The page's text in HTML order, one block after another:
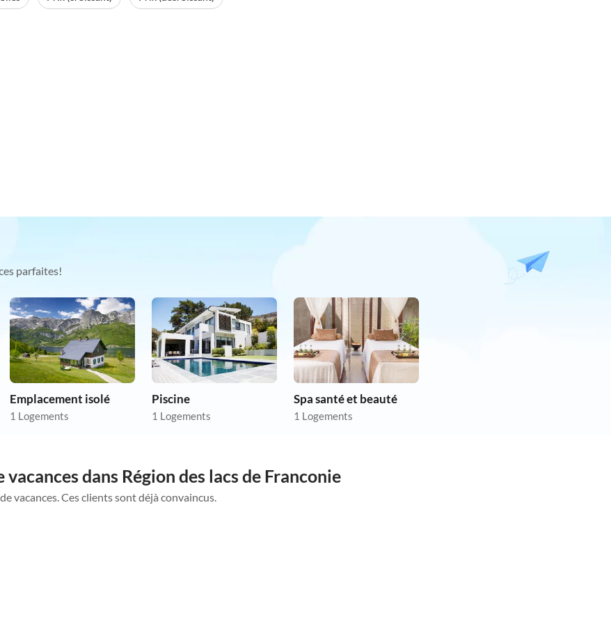
parfaites!
Emplacement isolé
1 Logements
Piscine
1 Logements
Spa santé et beauté
1 Logements
dans Région des lacs de Franconie
vacances. Ces clients sont déjà convaincus.